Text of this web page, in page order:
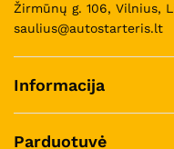
Žirmūnų g. 106, Vilnius,
saulius@autostarteris.lt
Informacija
Parduotuvė